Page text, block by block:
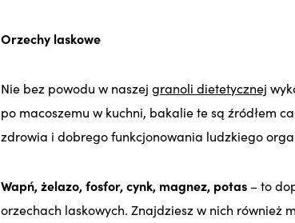
Orzechy laskowe
Nie bez powodu w naszej granoli dietetycznej
po macoszemu w kuchni, bakalie te są źródłem
zdrowia i dobrego funkcjonowania ludzkiego
Wapń, żelazo, fosfor, cynk, magnez, potas – to
orzechach laskowych. Znajdziesz w nich również